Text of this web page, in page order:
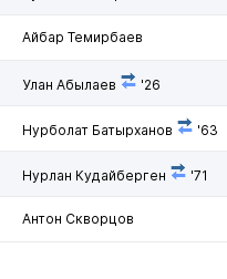
Айбар Темирбаев
Улан Абылаев '26
Нурболат Батырханов '63
Нурлан Кудайберген '71
Антон Скворцов